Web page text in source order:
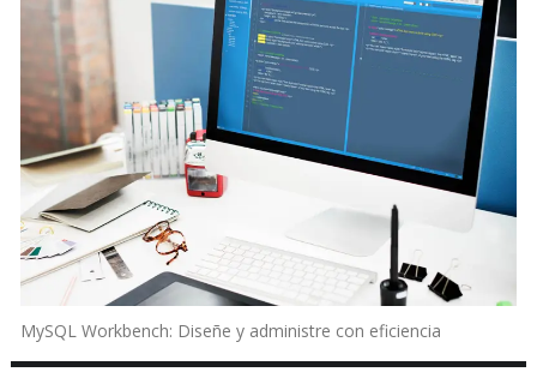
MySQL Workbench: Diseñe y administre con eficiencia